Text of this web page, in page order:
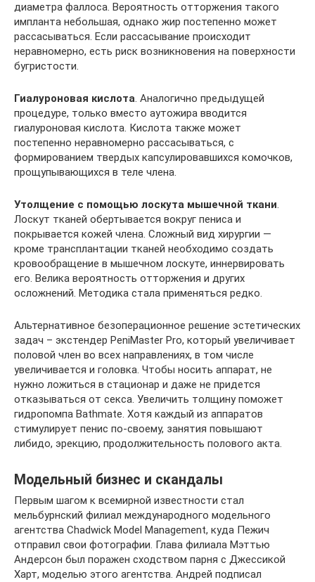
диаметра фаллоса. Вероятность отторжения такого
импланта небольшая, однако жир постепенно может
рассасываться. Если рассасывание происходит
неравномерно, есть риск возникновения на поверхности
бугристости.
Гиалуроновая кислота. Аналогично предыдущей
процедуре, только вместо аутожира вводится
гиалуроновая кислота. Кислота также может
постепенно неравномерно рассасываться, с
формированием твердых капсулировавшихся комочков,
прощупывающихся в теле члена.
Утолщение с помощью лоскута мышечной ткани.
Лоскут тканей обертывается вокруг пениса и
покрывается кожей члена. Сложный вид хирургии —
кроме трансплантации тканей необходимо создать
кровообращение в мышечном лоскуте, иннервировать
его. Велика вероятность отторжения и других
осложнений. Методика стала применяться редко.
Альтернативное безоперационное решение эстетических
задач – экстендер PeniMaster Pro, который увеличивает
половой член во всех направлениях, в том числе
увеличивается и головка. Чтобы носить аппарат, не
нужно ложиться в стационар и даже не придется
отказываться от секса. Увеличить толщину поможет
гидропомпа Bathmate. Хотя каждый из аппаратов
стимулирует пенис по-своему, занятия повышают
либидо, эрекцию, продолжительность полового акта.
Модельный бизнес и скандалы
Первым шагом к всемирной известности стал
мельбурнский филиал международного модельного
агентства Chadwick Model Management, куда Пежич
отправил свои фотографии. Глава филиала Мэттью
Андерсон был поражен сходством парня с Джессикой
Харт, моделью этого агентства. Андрей подписал